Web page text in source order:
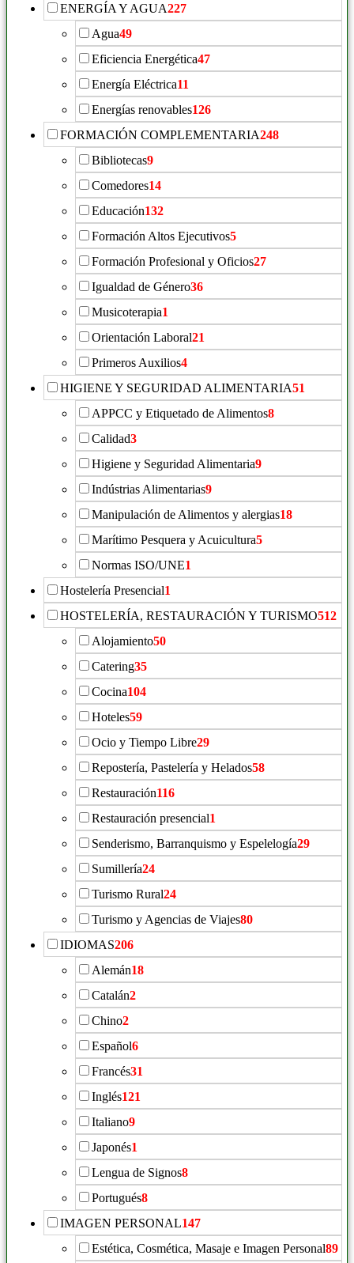
ENERGÍA Y AGUA227
Agua49
Eficiencia Energética47
Energía Eléctrica11
Energías renovables126
FORMACIÓN COMPLEMENTARIA248
Bibliotecas9
Comedores14
Educación132
Formación Altos Ejecutivos5
Formación Profesional y Oficios27
Igualdad de Género36
Musicoterapia1
Orientación Laboral21
Primeros Auxilios4
HIGIENE Y SEGURIDAD ALIMENTARIA51
APPCC y Etiquetado de Alimentos8
Calidad3
Higiene y Seguridad Alimentaria9
Indústrias Alimentarias9
Manipulación de Alimentos y alergias18
Marítimo Pesquera y Acuicultura5
Normas ISO/UNE1
Hostelería Presencial1
HOSTELERÍA, RESTAURACIÓN Y TURISMO512
Alojamiento50
Catering35
Cocina104
Hoteles59
Ocio y Tiempo Libre29
Repostería, Pastelería y Helados58
Restauración116
Restauración presencial1
Senderismo, Barranquismo y Espelelogía29
Sumillería24
Turismo Rural24
Turismo y Agencias de Viajes80
IDIOMAS206
Alemán18
Catalán2
Chino2
Español6
Francés31
Inglés121
Italiano9
Japonés1
Lengua de Signos8
Portugués8
IMAGEN PERSONAL147
Estética, Cosmética, Masaje e Imagen Personal89